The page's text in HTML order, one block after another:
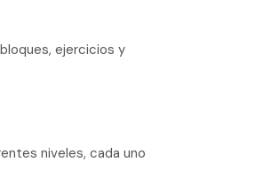
ejercicios y
niveles, cada uno